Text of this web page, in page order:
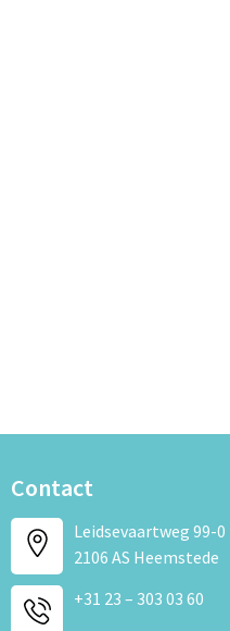
Contact
Leidsevaartweg 99-0
2106 AS Heemstede
+31 23 – 303 03 60